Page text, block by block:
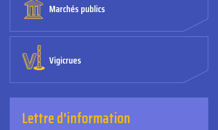
Marchés publics
Vigicrues
Lettre d'information